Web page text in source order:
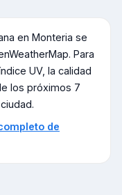
en Monteria se
Para
UV, la calidad
los próximos 7
de